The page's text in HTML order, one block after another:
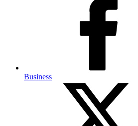
Business